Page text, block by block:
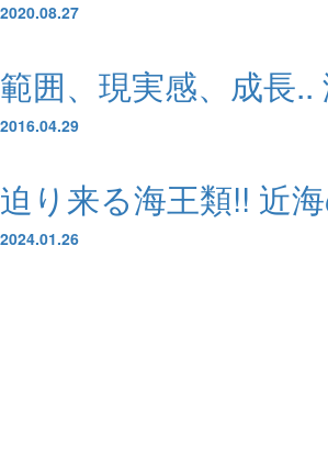
2020.08.27
範囲、現実感、成長
2016.04.29
迫り来る海王類!! 近
2024.01.26